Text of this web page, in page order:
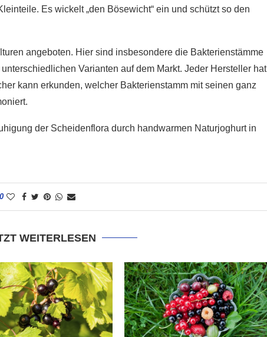
Es wickelt „den Bösewicht“ ein und schützt so den
angeboten. Hier sind insbesondere die Bakterienstämme
Varianten auf dem Markt. Jeder Hersteller hat
kann erkunden, welcher Bakterienstamm mit seinen ganz
der Scheidenflora durch handwarmen Naturjoghurt in
0
WEITERLESEN